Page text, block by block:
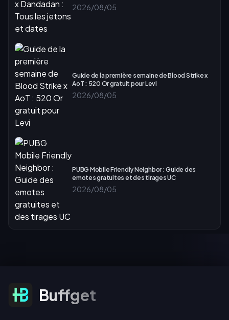
2026/08/05
Guide de la première semaine de Blood Strike x
AoT : 520 Or gratuit pour Levi
2026/08/05
PUBG Mobile Friendly Neighbor : Guide des
emotes gratuites et des tirages UC
2026/08/05
S'abonner aux offres
Buffget